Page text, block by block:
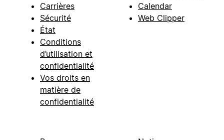
Carrières
Sécurité
État
Conditions
d’utilisation et
confidentialité
Vos droits en
matière de
confidentialité
Calendar
Web Clipper